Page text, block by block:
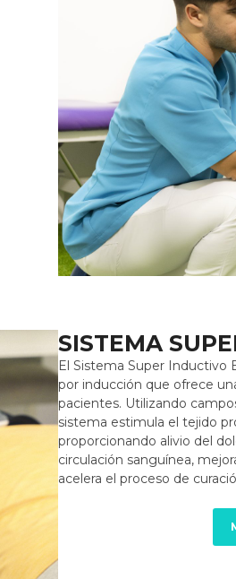
SISTEMA
El Sistema Super Inductivo
por inducción que ofrece
pacientes. Utilizando
sistema estimula el tejido
proporcionando alivio del
circulación sanguínea,
acelera el proceso de